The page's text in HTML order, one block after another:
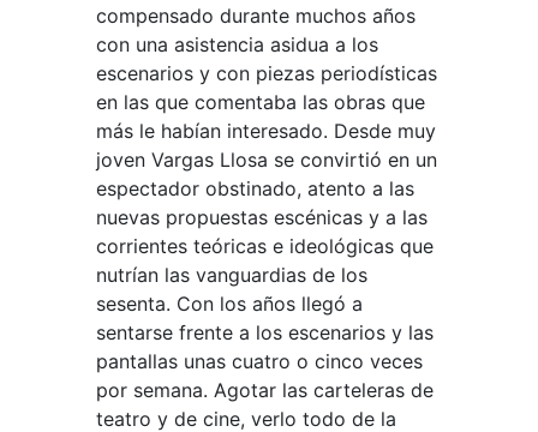
compensado durante muchos años
con una asistencia asidua a los
escenarios y con piezas periodísticas
en las que comentaba las obras que
más le habían interesado. Desde muy
joven Vargas Llosa se convirtió en un
espectador obstinado, atento a las
nuevas propuestas escénicas y a las
corrientes teóricas e ideológicas que
nutrían las vanguardias de los
sesenta. Con los años llegó a
sentarse frente a los escenarios y las
pantallas unas cuatro o cinco veces
por semana. Agotar las carteleras de
teatro y de cine, verlo todo de la